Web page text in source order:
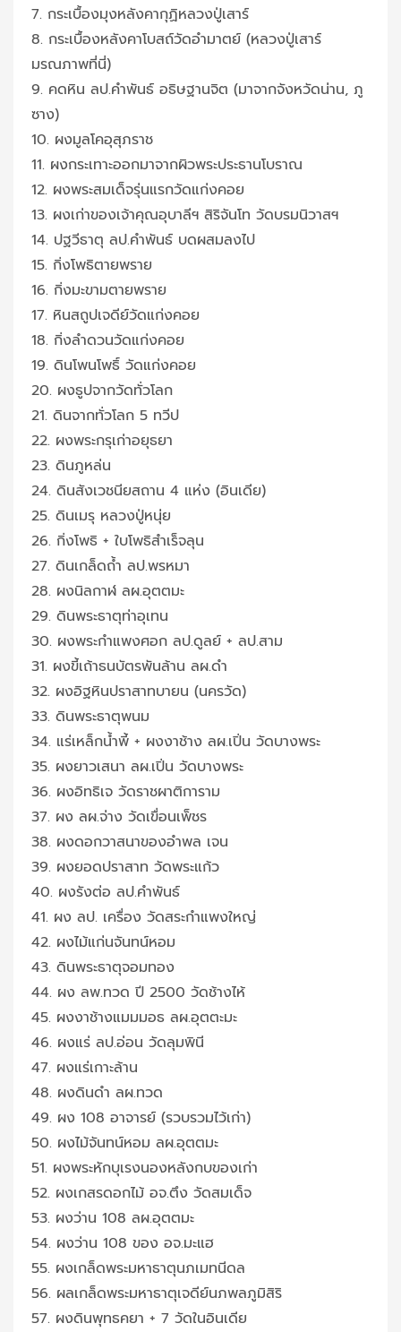
7. กระเบื้องมุงหลังคากุฏิหลวงปู่เสาร์
8. กระเบื้องหลังคาโบสถ์วัดอำมาตย์ (หลวงปู่เสาร์
มรณภาพที่นี่)
9. คดหิน ลป.คำพันธ์ อธิษฐานจิต (มาจากจังหวัดน่าน, ภู
ซาง)
10. ผงมูลโคอุสุภราช
11. ผงกระเทาะออกมาจากผิวพระประธานโบราณ
12. ผงพระสมเด็จรุ่นแรกวัดแก่งคอย
13. ผงเก่าของเจ้าคุณอุบาลีฯ สิริจันโท วัดบรมนิวาสฯ
14. ปฐวีธาตุ ลป.คำพันธ์ บดผสมลงไป
15. กิ่งโพธิตายพราย
16. กิ่งมะขามตายพราย
17. หินสถูปเจดีย์วัดแก่งคอย
18. กิ่งลำดวนวัดแก่งคอย
19. ดินโพนโพธิ์ วัดแก่งคอย
20. ผงธูปจากวัดทั่วโลก
21. ดินจากทั่วโลก 5 ทวีป
22. ผงพระกรุเก่าอยุธยา
23. ดินภูหล่น
24. ดินสังเวชนียสถาน 4 แห่ง (อินเดีย)
25. ดินเมรุ หลวงปู่หนุ่ย
26. กิ่งโพธิ + ใบโพธิสำเร็จลุน
27. ดินเกล็ดถ้ำ ลป.พรหมา
28. ผงนิลกาฬ ลผ.อุตตมะ
29. ดินพระธาตุท่าอุเทน
30. ผงพระกำแพงศอก ลป.ดูลย์ + ลป.สาม
31. ผงขี้เถ้าธนบัตรพันล้าน ลผ.ดำ
32. ผงอิฐหินปราสาทบายน (นครวัด)
33. ดินพระธาตุพนม
34. แร่เหล็กน้ำพี้ + ผงงาช้าง ลผ.เปิ่น วัดบางพระ
35. ผงยาวเสนา ลผ.เปิ่น วัดบางพระ
36. ผงอิทธิเจ วัดราชผาติการาม
37. ผง ลผ.จ่าง วัดเขื่อนเพ็ชร
38. ผงดอกวาสนาของอำพล เจน
39. ผงยอดปราสาท วัดพระแก้ว
40. ผงรังต่อ ลป.คำพันธ์
41. ผง ลป. เครื่อง วัดสระกำแพงใหญ่
42. ผงไม้แก่นจันทน์หอม
43. ดินพระธาตุจอมทอง
44. ผง ลพ.ทวด ปี 2500 วัดช้างไห้
45. ผงงาช้างแมมมอธ ลผ.อุตตะมะ
46. ผงแร่ ลป.อ่อน วัดลุมพินี
47. ผงแร่เกาะล้าน
48. ผงดินดำ ลผ.ทวด
49. ผง 108 อาจารย์ (รวบรวมไว้เก่า)
50. ผงไม้จันทน์หอม ลผ.อุตตมะ
51. ผงพระหักบุเรงนองหลังกบของเก่า
52. ผงเกสรดอกไม้ อจ.ตึง วัดสมเด็จ
53. ผงว่าน 108 ลผ.อุตตมะ
54. ผงว่าน 108 ของ อจ.มะแฮ
55. ผงเกล็ดพระมหาธาตุนภเมทนีดล
56. ผลเกล็ดพระมหาธาตุเจดีย์นภพลภูมิสิริ
57. ผงดินพุทธคยา + 7 วัดในอินเดีย